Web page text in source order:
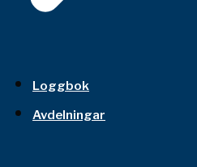
Loggbok
Avdelningar